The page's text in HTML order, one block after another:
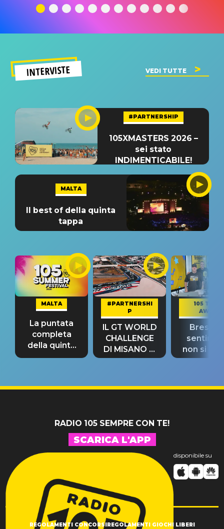
significato
del singolo
INTERVISTE VEDI TUTTE
#PARTNERSHIP
105XMASTERS 2026 –
sei stato
INDIMENTICABILE!
MALTA
Il best of della quinta
tappa
MALTA
La puntata
completa
della quinta
tappa
#PARTNERSHI
P
IL GT WORLD
CHALLENGE
DI MISANO si
riconferma
105 TAKE
AWAY
Bresh:
non si
fino alla
RADIO 105 SEMPRE CON TE!
SCARICA L'APP
disponibile su
REGOLAMENTI CONCORSI REGOLAMENTI GIOCHI LIBERI